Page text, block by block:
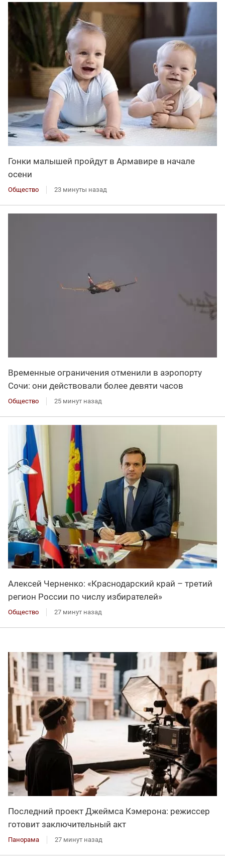
Гонки малышей пройдут в Армавире в начале
осени
Общество 23 минуты назад
Временные ограничения отменили в аэропорту
Сочи: они действовали более девяти часов
Общество 25 минут назад
Алексей Черненко: «Краснодарский край – третий
регион России по числу избирателей»
Общество 27 минут назад
Последний проект Джеймса Кэмерона: режиссер
готовит заключительный акт
Панорама 27 минут назад